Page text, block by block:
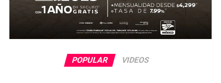
POPULAR VIDEOS